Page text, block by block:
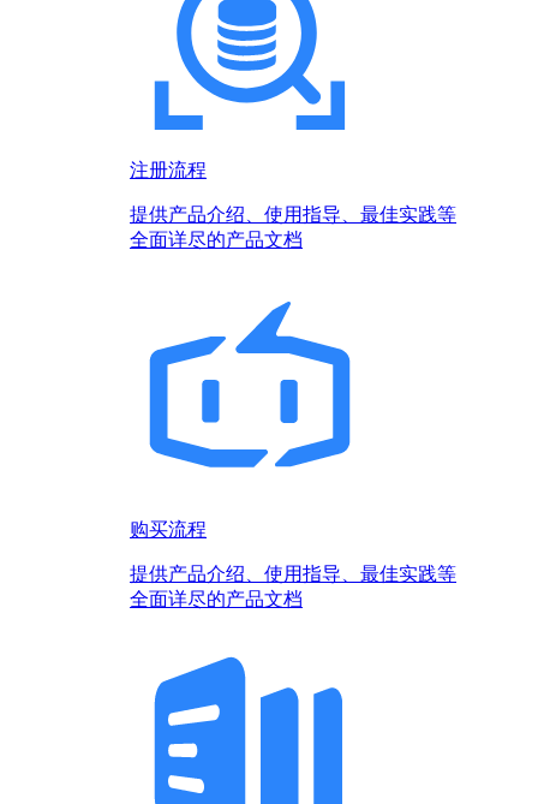
注册流程
提供产品介绍、使用指导、最佳实践等
全面详尽的产品文档
购买流程
提供产品介绍、使用指导、最佳实践等
全面详尽的产品文档